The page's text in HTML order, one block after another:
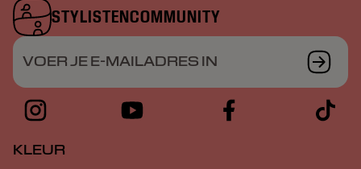
STYLISTENCOMMUNITY
VOER JE E-MAILADRES IN
KLEUR